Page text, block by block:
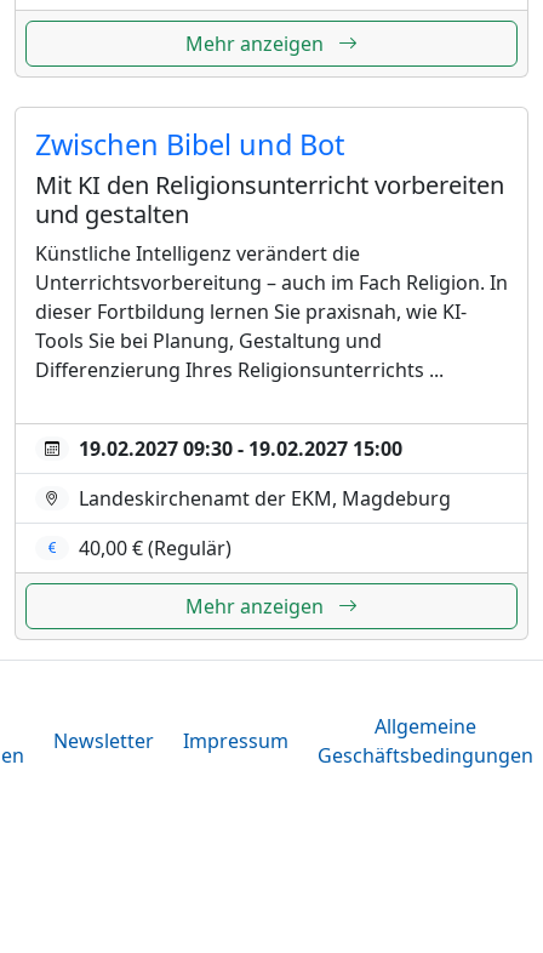
Mehr anzeigen
Zwischen Bibel und Bot
Mit KI den Religionsunterricht vorbereiten
und gestalten
Künstliche Intelligenz verändert die
Unterrichtsvorbereitung – auch im Fach Religion. In
dieser Fortbildung lernen Sie praxisnah, wie KI-
Tools Sie bei Planung, Gestaltung und
Differenzierung Ihres Religionsunterrichts ...
19.02.2027 09:30 - 19.02.2027 15:00
Landeskirchenamt der EKM, Magdeburg
40,00 € (Regulär)
Mehr anzeigen
Newsletter Impressum
Allgemeine
Geschäftsbedingungen